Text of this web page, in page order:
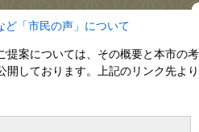
ど「市民の声」について
案については、その概要と本市の考
開しております。上記のリンク先より